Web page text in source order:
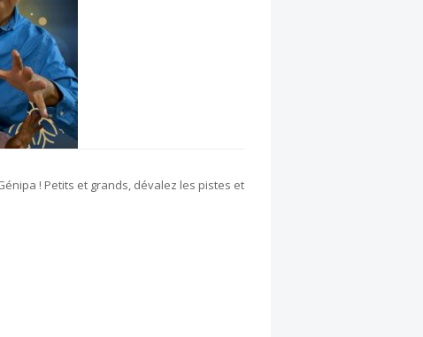
! Petits et grands, dévalez les pistes et